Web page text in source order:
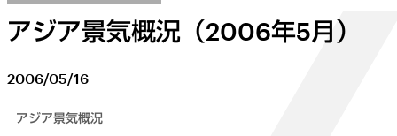
アジア景気概況（2006年5月）
2006/05/16
アジア景気概況